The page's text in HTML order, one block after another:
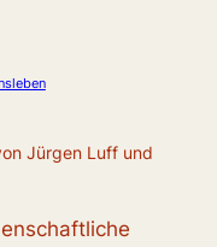
Jürgen Luff und